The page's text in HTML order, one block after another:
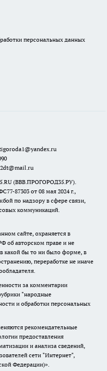
персональных данных
(ВВВ.ПРОГОРОД35.РУ).
87303 от 08 мая 2024 г.,
по надзору в сфере связи,
коммуникаций.
сайте, охраняется в
об авторском праве и не
какой бы то ни было форме, в
переработке не иначе
за комментарии
"народные
и обработки персональных
рекомендательные
предоставления
и анализа сведений,
сети "Интернет",
Федерации)».